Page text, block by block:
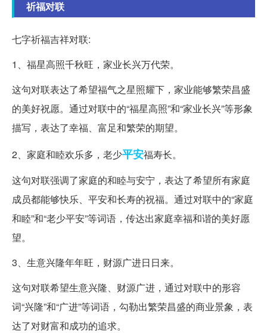
祈福对联
七字祈福吉祥对联:
1、福星高照千秋旺，家业长兴万代荣。
这句对联表达了希望福气之星照耀下，家业能够繁荣昌盛
的美好祝愿。通过对联中的“福星高照”和“家业长兴”等形象
描写，表达了幸福、富足和繁荣的期望。
2、家庭和睦欢乐多，老少平安福寿长。
这句对联强调了家庭的和睦与安宁，表达了希望所有家庭
成员都能够快乐、平安和长寿的祝福。通过对联中的“家庭
和睦”和“老少平安”等词语，传达出家庭幸福和谐的美好愿
望。
3、生意兴隆年年旺，财源广进日日来。
这句对联希望生意兴隆、财源广进，通过对联中的形容
词“兴隆”和“广进”等词语，勾勒出繁荣昌盛的商业景象，表
达了对财富和成功的追求。